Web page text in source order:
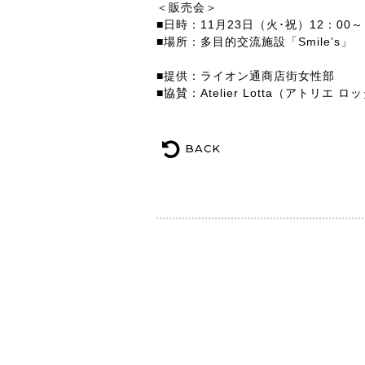
＜販売会＞
■日時：11月23日（火･祝）12：00～
■場所：多目的交流施設「Smile’s」
■提供：ライオン通商店街女性部
■協賛：Atelier Lotta（アトリエ ロッ
BACK